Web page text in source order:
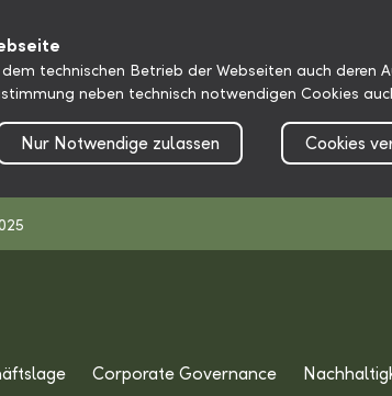
technischen Betrieb der Webseiten auch deren
neben technisch notwendigen Cookies
Nur Notwendige zulassen Cookies
Corporate Governance